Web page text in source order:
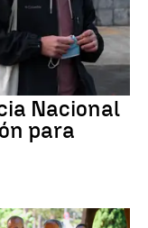
Nacional
para